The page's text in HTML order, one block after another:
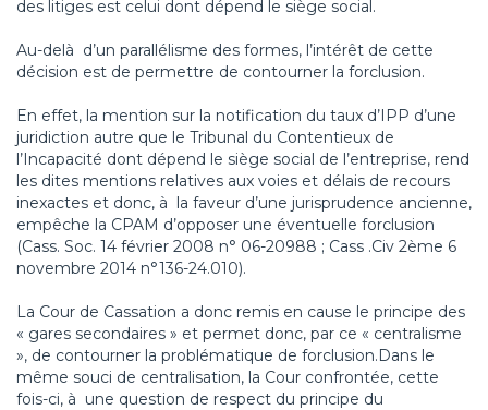
des litiges est celui dont dépend le siège social.
Au-delà d’un parallélisme des formes, l’intérêt de cette
décision est de permettre de contourner la forclusion.
En effet, la mention sur la notification du taux d’IPP d’une
juridiction autre que le Tribunal du Contentieux de
l’Incapacité dont dépend le siège social de l’entreprise, rend
les dites mentions relatives aux voies et délais de recours
inexactes et donc, à la faveur d’une jurisprudence ancienne,
empêche la CPAM d’opposer une éventuelle forclusion
(Cass. Soc. 14 février 2008 n° 06-20988 ; Cass .Civ 2ème 6
novembre 2014 n°136-24.010).
La Cour de Cassation a donc remis en cause le principe des
« gares secondaires » et permet donc, par ce « centralisme
», de contourner la problématique de forclusion.Dans le
même souci de centralisation, la Cour confrontée, cette
fois-ci, à une question de respect du principe du